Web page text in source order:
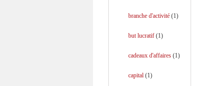
branche d'activité (1)
but lucratif (1)
cadeaux d'affaires (1)
capital (1)